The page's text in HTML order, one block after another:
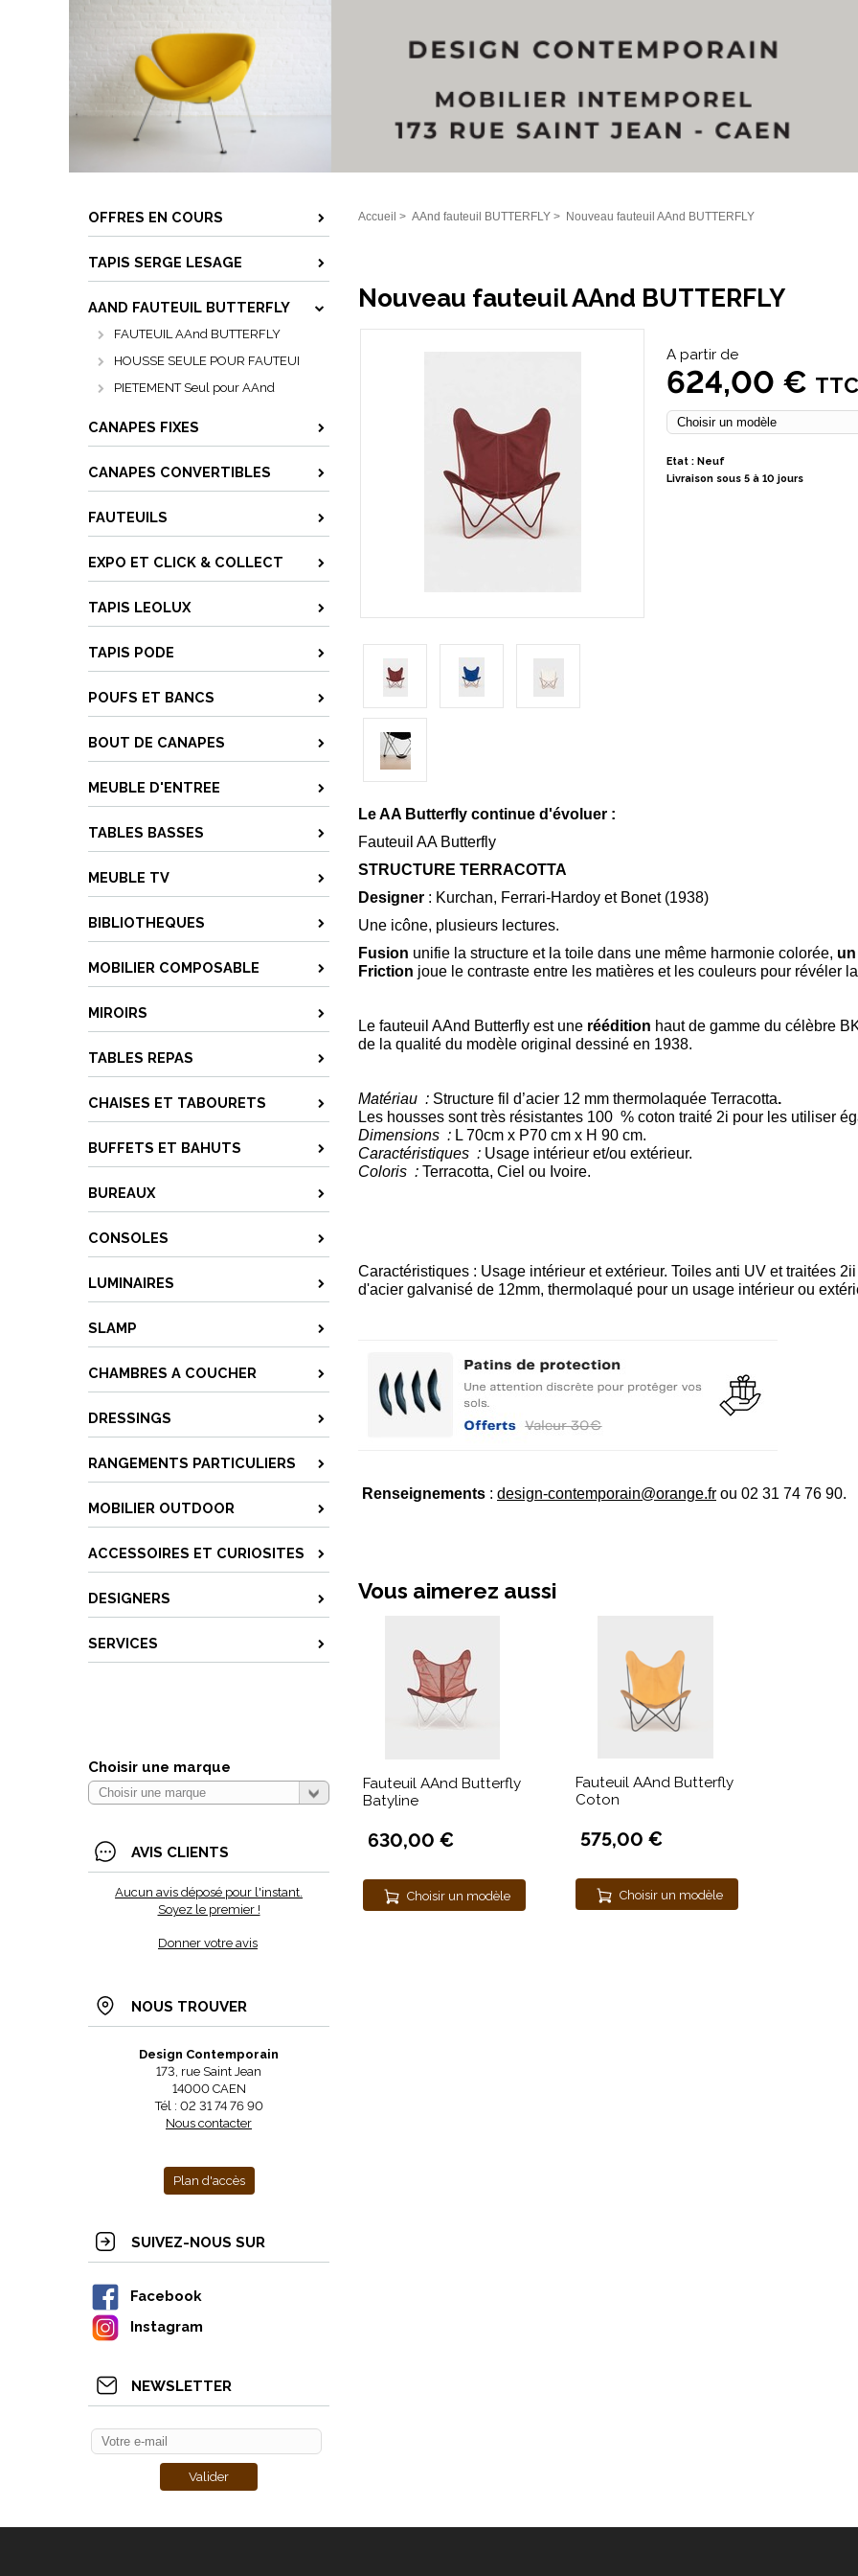
OFFRES EN COURS
TAPIS SERGE LESAGE
AAND FAUTEUIL BUTTERFLY
FAUTEUIL AAnd BUTTERFLY
HOUSSE SEULE POUR FAUTEUI
PIETEMENT Seul pour AAnd
CANAPES FIXES
CANAPES CONVERTIBLES
FAUTEUILS
EXPO ET CLICK & COLLECT
TAPIS LEOLUX
TAPIS PODE
POUFS ET BANCS
BOUT DE CANAPES
MEUBLE D'ENTREE
TABLES BASSES
MEUBLE TV
BIBLIOTHEQUES
MOBILIER COMPOSABLE
MIROIRS
TABLES REPAS
CHAISES ET TABOURETS
BUFFETS ET BAHUTS
BUREAUX
CONSOLES
LUMINAIRES
SLAMP
CHAMBRES A COUCHER
DRESSINGS
RANGEMENTS PARTICULIERS
MOBILIER OUTDOOR
ACCESSOIRES ET CURIOSITES
DESIGNERS
SERVICES
Choisir une marque
AVIS CLIENTS
Aucun avis déposé pour l'instant.
Soyez le premier !
Donner votre avis
NOUS TROUVER
Design Contemporain
173, rue Saint Jean
14000 CAEN
Tél : 02 31 74 76 90
Nous contacter
Plan d'accès
SUIVEZ-NOUS SUR
Facebook
Instagram
NEWSLETTER
Accueil > AAnd fauteuil BUTTERFLY > Nouveau fauteuil AAnd BUTTERFLY
Nouveau fauteuil AAnd BUTTERFLY
A partir de
624,00 € TTC
Etat : Neuf
Livraison sous 5 à 10 jours
Le AA Butterfly continue d'évoluer :
Fauteuil AA Butterfly
STRUCTURE TERRACOTTA
Designer : Kurchan, Ferrari-Hardoy et Bonet (1938)
Une icône, plusieurs lectures.
Fusion unifie la structure et la toile dans une même harmonie colorée,
Friction joue le contraste entre les matières et les couleurs pour révéler
Le fauteuil AAnd Butterfly est une réédition haut de gamme du célèbre
de la qualité du modèle original dessiné en 1938.
Matériau : Structure fil d’acier 12 mm thermolaquée Terracotta.
Les housses sont très résistantes 100 % coton traité 2i pour les utiliser
Dimensions : L 70cm x P70 cm x H 90 cm.
Caractéristiques : Usage intérieur et/ou extérieur.
Coloris : Terracotta, Ciel ou Ivoire.
Caractéristiques : Usage intérieur et extérieur. Toiles anti UV et traitées
d'acier galvanisé de 12mm, thermolaqué pour un usage intérieur ou
Renseignements : design-contemporain@orange.fr ou 02 31 74 76 90.
Vous aimerez aussi
Fauteuil AAnd Butterfly
Batyline
630,00 €
Choisir un modèle
Fauteuil AAnd Butterfly
Coton
575,00 €
Choisir un modèle